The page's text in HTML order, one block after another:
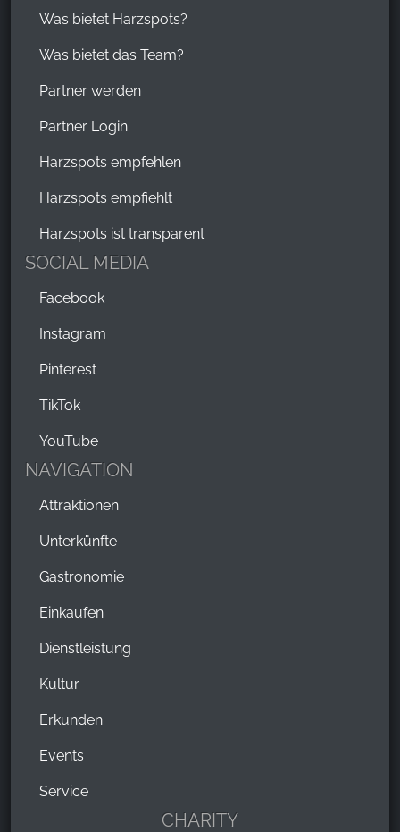
Was bietet Harzspots?
Was bietet das Team?
Partner werden
Partner Login
Harzspots empfehlen
Harzspots empfiehlt
Harzspots ist transparent
SOCIAL MEDIA
Facebook
Instagram
Pinterest
TikTok
YouTube
NAVIGATION
Attraktionen
Unterkünfte
Gastronomie
Einkaufen
Dienstleistung
Kultur
Erkunden
Events
Service
CHARITY